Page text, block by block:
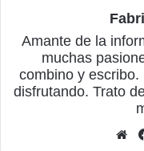
Amante de la
muchas
combino y
disfrutando. Trato